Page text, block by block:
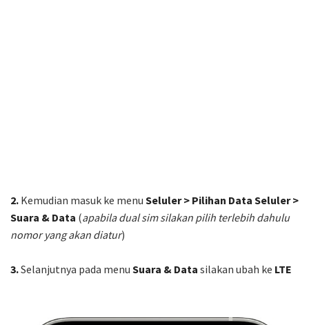
2. Kemudian masuk ke menu Seluler > Pilihan Data Seluler >
Suara & Data (apabila dual sim silakan pilih terlebih dahulu
nomor yang akan diatur)
3.Selanjutnya pada menu Suara & Data silakan ubah ke LTE